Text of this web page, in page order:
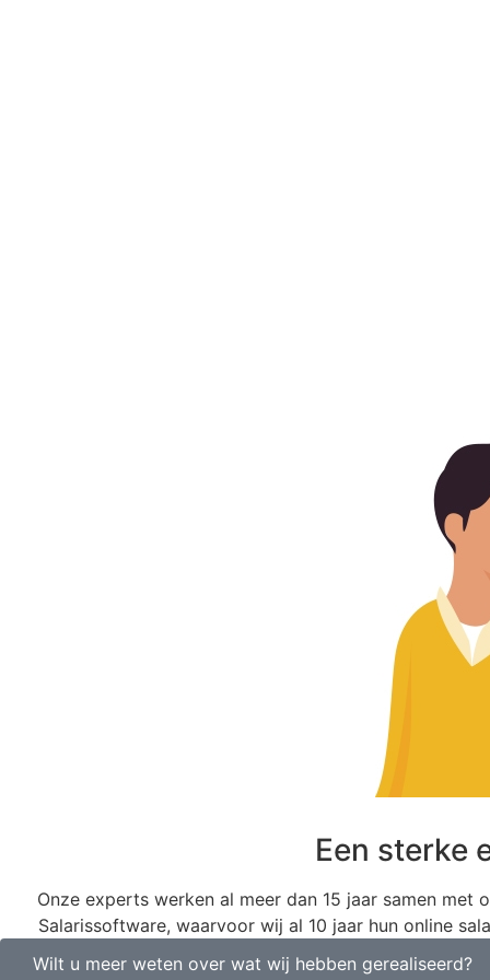
Een sterke
Onze experts werken al meer dan 15 jaar samen
Salarissoftware, waarvoor wij al 10 jaar hun online
Wilt u meer weten over wat wij hebben gerealiseerd?